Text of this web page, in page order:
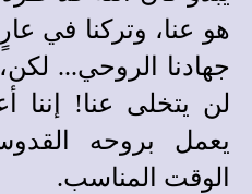
هو عنا، وتركنا في
جهادنا الروحي...
لن يتخلى عنا! إننا
يعمل بروحه
الوقت المناسب.